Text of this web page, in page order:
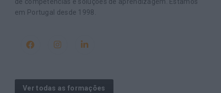
em Portugal desde 1998.
Ver todas as formações